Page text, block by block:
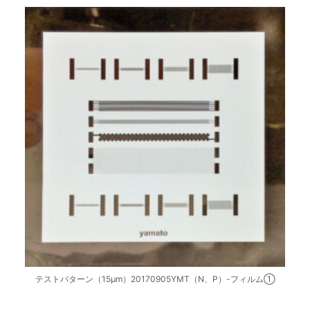
テストパターン（15μm）20170905YMT（N、P）-フィルム①